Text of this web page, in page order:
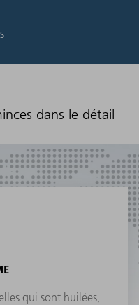
dans le détail
qui sont huilées,